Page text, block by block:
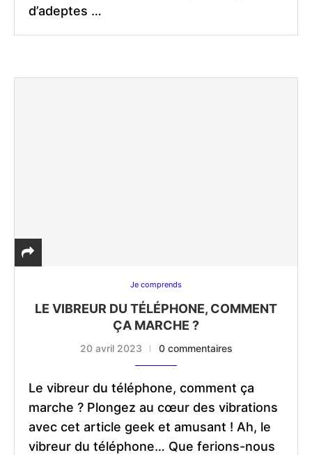
d’adeptes …
Je comprends
LE VIBREUR DU TÉLÉPHONE, COMMENT
ÇA MARCHE ?
20 avril 2023 0 commentaires
Le vibreur du téléphone, comment ça
marche ? Plongez au cœur des vibrations
avec cet article geek et amusant ! Ah, le
vibreur du téléphone… Que ferions-nous